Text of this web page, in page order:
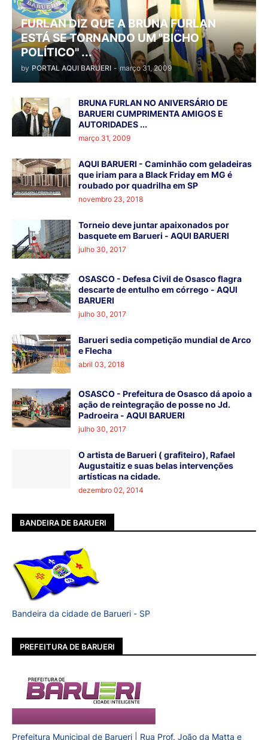
FURLAN DIZ QUE A BRUNA FURLAN
ESTÁ SE TORNANDO UM "BICHO
POLÍTICO" ...
by PORTAL AQUI BARUERI - março 31, 2009
BRUNA FURLAN NO ANIVERSÁRIO DE
BARUERI CUMPRIMENTA AMIGOS E
AUTORIDADES ...
março 31, 2009
AQUI BARUERI - Caminhão com geladeiras
que iriam para a Black Friday em MG é
roubado por quadrilha em SP
novembro 23, 2018
Torneio deve juntar apaixonados por
basquete em Barueri - AQUI BARUERI
julho 30, 2017
OSASCO - Defesa Civil de Osasco flagra
descarte de entulho em córrego - AQUI
BARUERI
julho 30, 2017
Barueri sedia competição mundial de Arco
e Flecha
abril 03, 2018
OSASCO - Prefeitura de Osasco dá apoio a
ação de reintegração de posse no Jd.
Padroeira - AQUI BARUERI
julho 30, 2017
O artista de Barueri ( grafiteiro), Rafael
Augustaitiz e suas belas intervenções
artísticas na cidade.
dezembro 02, 2014
BANDEIRA DE BARUERI
Bandeira da cidade de Barueri - SP
PREFEITURA DE BARUERI
Prefeitura Municipal de Barueri | Rua Prof. João da Matta e